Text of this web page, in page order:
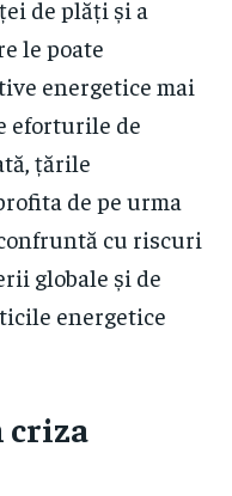
de plăți și a
le poate
energetice mai
eforturile de
țările
de pe urma
cu riscuri
globale și de
energetice
criza